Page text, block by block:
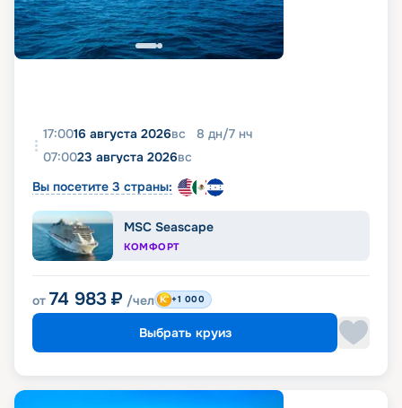
17:0016 августа 2026вс 8 дн/7 нч
07:0023 августа 2026вс
Вы посетите 3 страны:
MSC Seascape
КОМФОРТ
от 74 983 ₽ /чел +1 000
Выбрать круиз